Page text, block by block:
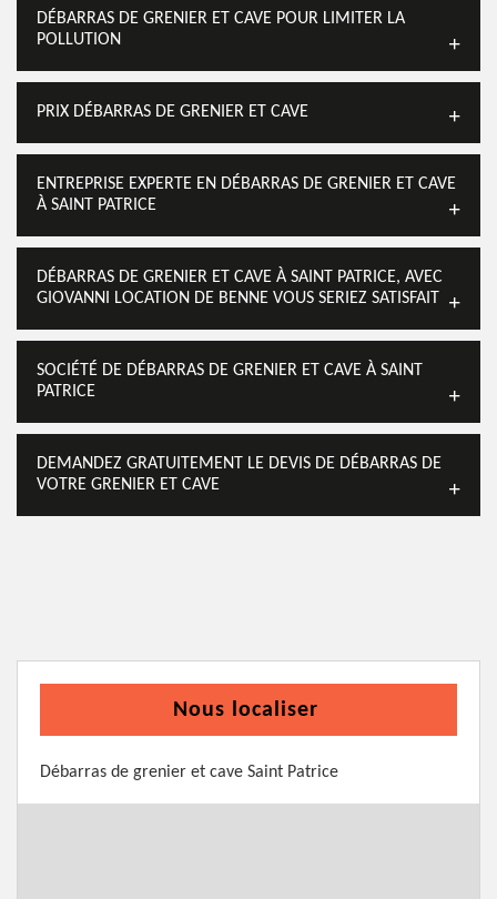
DÉBARRAS DE GRENIER ET CAVE POUR LIMITER LA
POLLUTION
PRIX DÉBARRAS DE GRENIER ET CAVE
ENTREPRISE EXPERTE EN DÉBARRAS DE GRENIER ET CAVE
À SAINT PATRICE
DÉBARRAS DE GRENIER ET CAVE À SAINT PATRICE, AVEC
GIOVANNI LOCATION DE BENNE VOUS SERIEZ SATISFAIT
SOCIÉTÉ DE DÉBARRAS DE GRENIER ET CAVE À SAINT
PATRICE
DEMANDEZ GRATUITEMENT LE DEVIS DE DÉBARRAS DE
VOTRE GRENIER ET CAVE
Nous localiser
Débarras de grenier et cave Saint Patrice